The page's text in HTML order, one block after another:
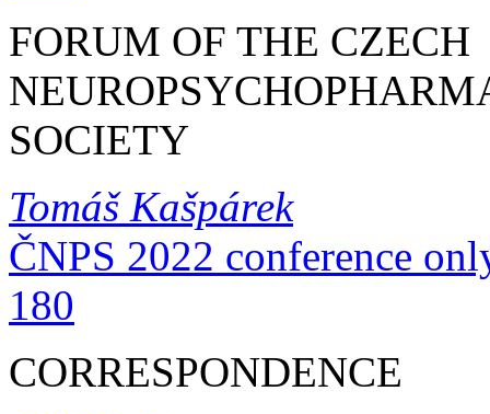
FORUM OF THE CZECH
SOCIETY
Tomáš Kašpárek
ČNPS 2022 conference
180
CORRESPONDENCE